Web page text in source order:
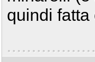
quindi